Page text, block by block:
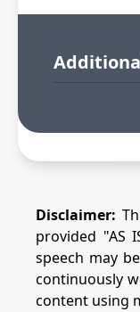
Disclaimer:
provided "AS
speech may
continuously
content using